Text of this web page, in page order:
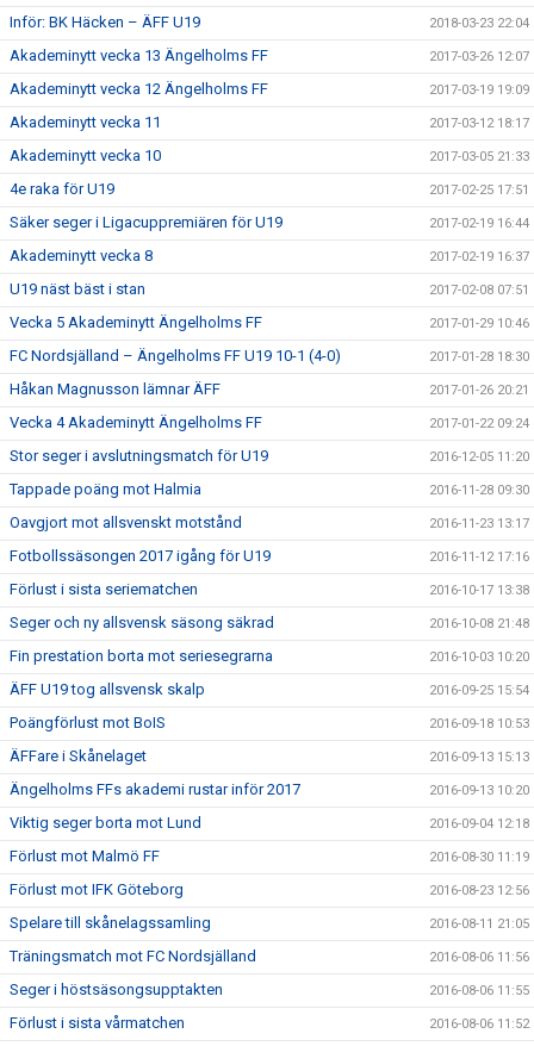
Inför: BK Häcken – ÄFF U19 2018-03-23 22:04
Akademinytt vecka 13 Ängelholms FF 2017-03-26 12:07
Akademinytt vecka 12 Ängelholms FF 2017-03-19 19:09
Akademinytt vecka 11 2017-03-12 18:17
Akademinytt vecka 10 2017-03-05 21:33
4e raka för U19 2017-02-25 17:51
Säker seger i Ligacuppremiären för U19 2017-02-19 16:44
Akademinytt vecka 8 2017-02-19 16:37
U19 näst bäst i stan 2017-02-08 07:51
Vecka 5 Akademinytt Ängelholms FF 2017-01-29 10:46
FC Nordsjälland – Ängelholms FF U19 10-1 (4-0) 2017-01-28 18:30
Håkan Magnusson lämnar ÄFF 2017-01-26 20:21
Vecka 4 Akademinytt Ängelholms FF 2017-01-22 09:24
Stor seger i avslutningsmatch för U19 2016-12-05 11:20
Tappade poäng mot Halmia 2016-11-28 09:30
Oavgjort mot allsvenskt motstånd 2016-11-23 13:17
Fotbollssäsongen 2017 igång för U19 2016-11-12 17:16
Förlust i sista seriematchen 2016-10-17 13:38
Seger och ny allsvensk säsong säkrad 2016-10-08 21:48
Fin prestation borta mot seriesegrarna 2016-10-03 10:20
ÄFF U19 tog allsvensk skalp 2016-09-25 15:54
Poängförlust mot BoIS 2016-09-18 10:53
ÄFFare i Skånelaget 2016-09-13 15:13
Ängelholms FFs akademi rustar inför 2017 2016-09-13 10:20
Viktig seger borta mot Lund 2016-09-04 12:18
Förlust mot Malmö FF 2016-08-30 11:19
Förlust mot IFK Göteborg 2016-08-23 12:56
Spelare till skånelagssamling 2016-08-11 21:05
Träningsmatch mot FC Nordsjälland 2016-08-06 11:56
Seger i höstsäsongsupptakten 2016-08-06 11:55
Förlust i sista vårmatchen 2016-08-06 11:52